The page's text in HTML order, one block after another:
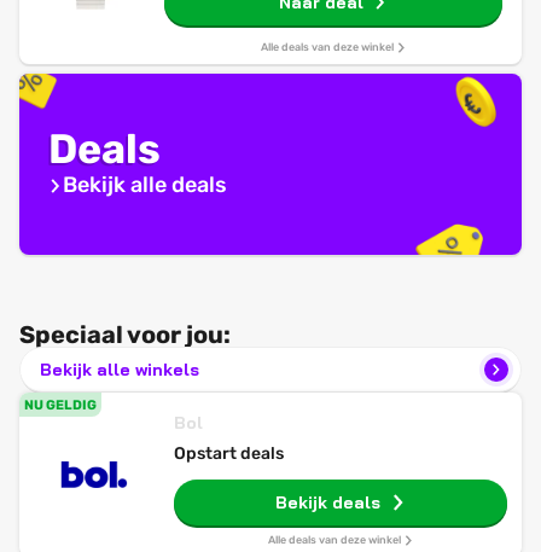
Alle deals van deze winkel
Deals
Bekijk alle deals
Speciaal voor jou:
Bekijk alle winkels
NU GELDIG
Bol
Opstart deals
Bekijk deals
Alle deals van deze winkel